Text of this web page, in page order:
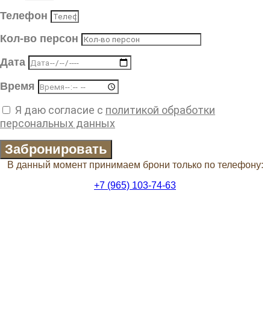
Телефон
Кол-во персон
Дата
Время
Я даю согласие с политикой обработки
персональных данных
Забронировать
В данный момент принимаем брони только по телефону:
+7 (965) 103-74-63